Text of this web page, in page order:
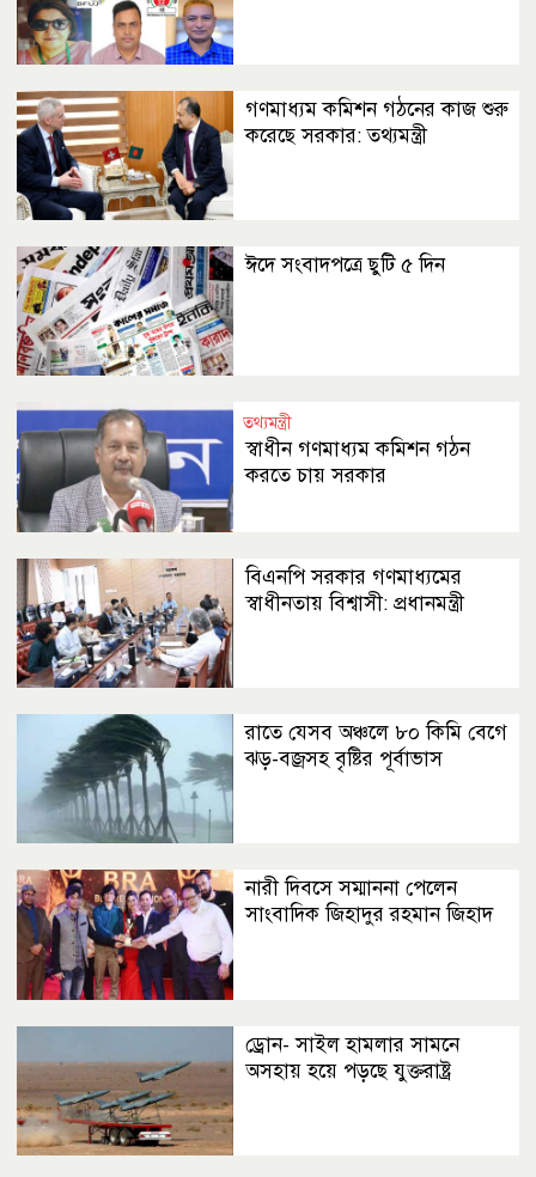
গণমাধ্যম কমিশন গঠনের কাজ শুরু
করেছে সরকার: তথ্যমন্ত্রী
ঈদে সংবাদপত্রে ছুটি ৫ দিন
তথ্যমন্ত্রী
স্বাধীন গণমাধ্যম কমিশন গঠন
করতে চায় সরকার
বিএনপি সরকার গণমাধ্যমের
স্বাধীনতায় বিশ্বাসী: প্রধানমন্ত্রী
রাতে যেসব অঞ্চলে ৮০ কিমি বেগে
ঝড়-বজ্রসহ বৃষ্টির পূর্বাভাস
নারী দিবসে সম্মাননা পেলেন
সাংবাদিক জিহাদুর রহমান জিহাদ
ড্রোন- সাইল হামলার সামনে
অসহায় হয়ে পড়ছে যুক্তরাষ্ট্র